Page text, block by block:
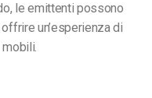
le emittenti possono
un’esperienza di